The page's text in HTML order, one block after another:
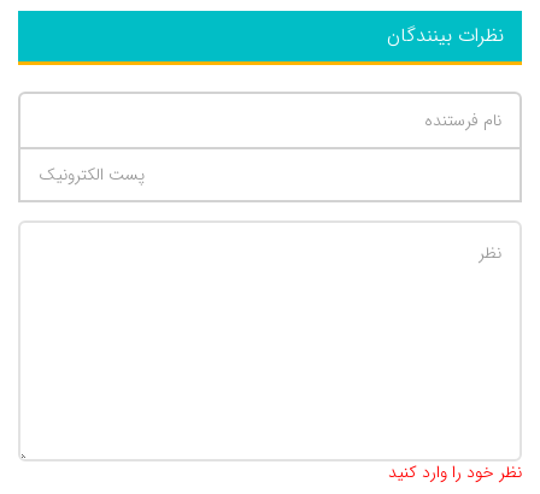
نظرات بینندگان
نظر خود را وارد کنید